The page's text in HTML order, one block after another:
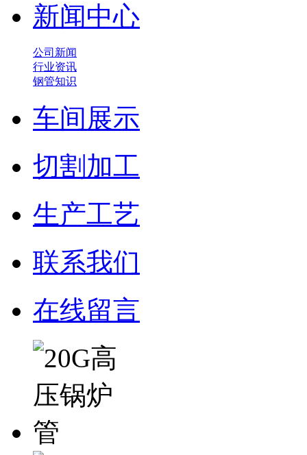
新闻中心
公司新闻
行业资讯
钢管知识
车间展示
切割加工
生产工艺
联系我们
在线留言